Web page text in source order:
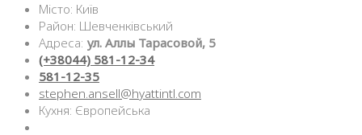
Місто: Київ
Район: Шевченківський
Адреса: ул. Аллы Тарасовой, 5
(+38044) 581-12-34
581-12-35
stephen.ansell@hyattintl.com
Кухня: Європейська